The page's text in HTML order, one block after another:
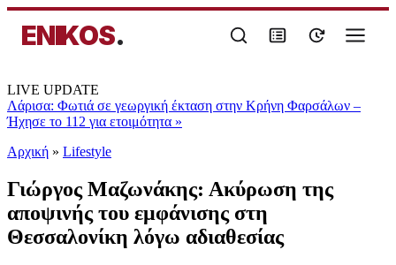
ENIKOS.
LIVE UPDATE
Λάρισα: Φωτιά σε γεωργική έκταση στην Κρήνη Φαρσάλων –
Ήχησε το 112 για ετοιμότητα »
Αρχική » Lifestyle
Γιώργος Μαζωνάκης: Ακύρωση της
αποψινής του εμφάνισης στη
Θεσσαλονίκη λόγω αδιαθεσίας